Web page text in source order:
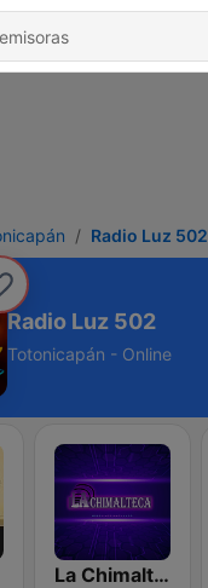
Radio Luz 502
Radio Luz 502
Totonicapán - Online
La Chimalteca Radio